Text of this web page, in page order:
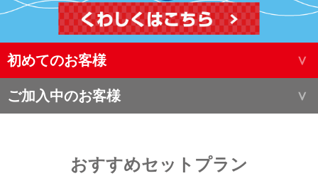
初めてのお客様
ご加入中のお客様
おすすめセットプラン